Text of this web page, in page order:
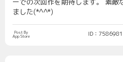
ーでの次回作を期待します。 素敵
ました(*^^*)
Post By
App Store ID：